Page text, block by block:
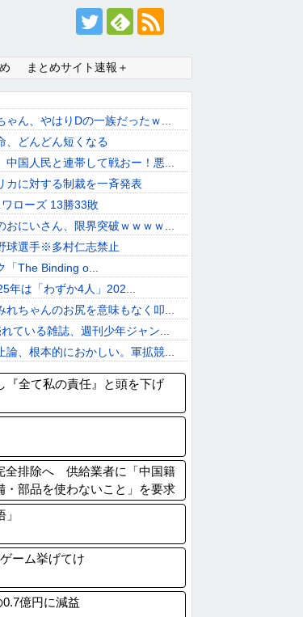
まとめサイト速報＋
ゃん、やはりDの一族だったｗ...
、どんどん短くなる
中国人民と連帯して戦おー！悪...
カに対する制裁を一斉発表
ローズ 13勝33敗
おにいさん、限界突破ｗｗｗｗ...
球選手※多村仁志禁止
「The Binding o...
年は「わずか4人」202...
れちゃんのお尻を意味もなく叩...
れている雑誌、週刊少年ジャン...
論、根本的におかしい。軍拡競...
ローズ 13勝33敗
された場合は「台湾軍が対応...
つかれてて心が壊れてるから...
認知症」になりたくないなら...
『全て私の責任』と頭を下げ
全排除へ 供給業者に「中国籍
・部品を使わないこと」を要求
ーム挙げてけ
億円に減益